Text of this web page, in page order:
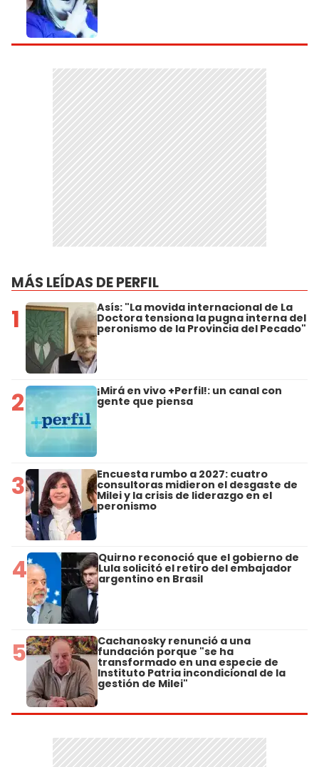
MÁS LEÍDAS DE PERFIL
1 Asís: "La movida internacional de La
Doctora tensiona la pugna interna del
peronismo de la Provincia del Pecado"
2 ¡Mirá en vivo +Perfil!: un canal con
gente que piensa
3 Encuesta rumbo a 2027: cuatro
consultoras midieron el desgaste de
Milei y la crisis de liderazgo en el
peronismo
4 Quirno reconoció que el gobierno de
Lula solicitó el retiro del embajador
argentino en Brasil
5 Cachanosky renunció a una
fundación porque "se ha
transformado en una especie de
Instituto Patria incondicional de la
gestión de Milei"